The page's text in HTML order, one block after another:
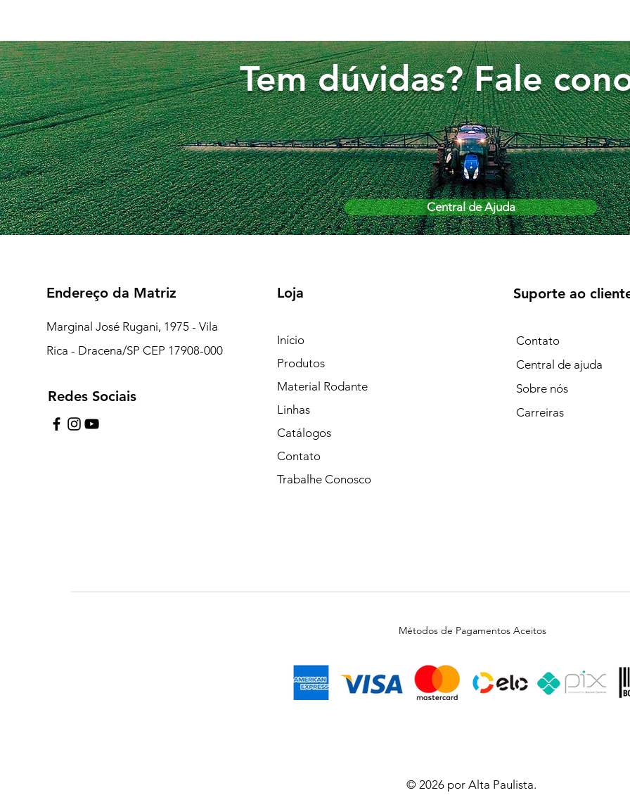
Tem dúvidas? Fale
Central de Ajuda
de Plantão)
Endereço da Matriz
Marginal José Rugani, 1975 - Vila
Rica - Dracena/SP CEP 17908-000
Redes Sociais
Loja
Início
Produtos
Material Rodante
Linhas
Catálogos
Contato
Trabalhe Conosco
Suporte ao
Contato
Central de ajuda
Sobre nós
Carreiras
Métodos de Pagamentos Aceitos
© 2026 por Alta Paulista.